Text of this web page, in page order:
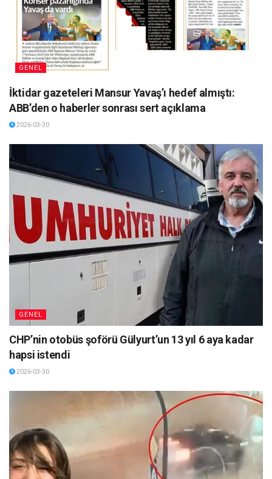
GENEL
İktidar gazeteleri Mansur Yavaş’ı hedef almıştı:
ABB’den o haberler sonrası sert açıklama
2026-03-30
GENEL
CHP’nin otobüs şoförü Gülyurt’un 13 yıl 6 aya kadar
hapsi istendi
2026-03-30